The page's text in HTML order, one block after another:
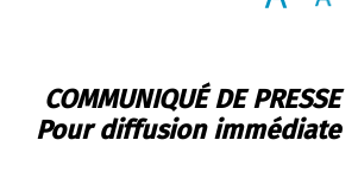
COMMUNIQUÉ DE PRESSE
Pour diffusion immédiate